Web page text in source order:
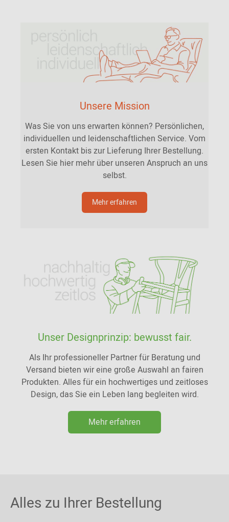
Unsere Mission
Was Sie von uns erwarten können? Persönlichen,
individuellen und leidenschaftlichen Service. Vom
ersten Kontakt bis zur Lieferung Ihrer Bestellung.
Lesen Sie hier mehr über unseren Anspruch an uns
selbst.
Mehr erfahren
Unser Designprinzip: bewusst fair.
Als Ihr professioneller Partner für Beratung und
Versand bieten wir eine große Auswahl an fairen
Produkten. Alles für ein hochwertiges und zeitloses
Design, das Sie ein Leben lang begleiten wird.
Mehr erfahren
Alles zu Ihrer Bestellung